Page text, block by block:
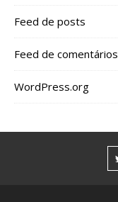
Feed de posts
Feed de comentários
WordPress.org